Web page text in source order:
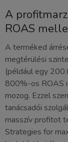
A
ROAS
A terméked
megtérülési
(például egy
800%-os ROAS
mozog. Ezzel
tanácsadói
masszív profitot
Strategies for